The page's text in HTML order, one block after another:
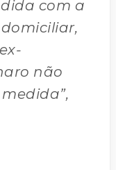
com a
não